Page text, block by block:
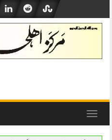
content
Toggle